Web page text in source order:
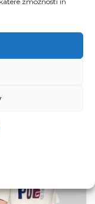
ŠPORTNA